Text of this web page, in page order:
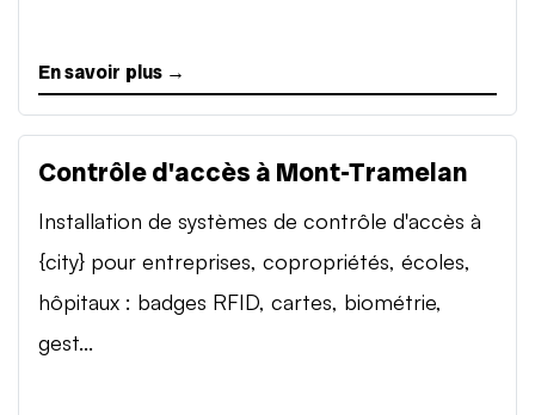
En savoir plus →
Contrôle d'accès à Mont-Tramelan
Installation de systèmes de contrôle d'accès à
{city} pour entreprises, copropriétés, écoles,
hôpitaux : badges RFID, cartes, biométrie,
gest...